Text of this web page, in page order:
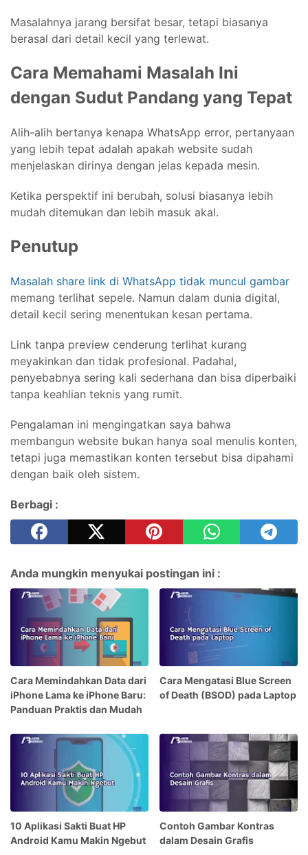
Masalahnya jarang bersifat besar, tetapi biasanya
berasal dari detail kecil yang terlewat.
Cara Memahami Masalah Ini
dengan Sudut Pandang yang Tepat
Alih-alih bertanya kenapa WhatsApp error, pertanyaan
yang lebih tepat adalah apakah website sudah
menjelaskan dirinya dengan jelas kepada mesin.
Ketika perspektif ini berubah, solusi biasanya lebih
mudah ditemukan dan lebih masuk akal.
Penutup
Masalah share link di WhatsApp tidak muncul gambar
memang terlihat sepele. Namun dalam dunia digital,
detail kecil sering menentukan kesan pertama.
Link tanpa preview cenderung terlihat kurang
meyakinkan dan tidak profesional. Padahal,
penyebabnya sering kali sederhana dan bisa diperbaiki
tanpa keahlian teknis yang rumit.
Pengalaman ini mengingatkan saya bahwa
membangun website bukan hanya soal menulis konten,
tetapi juga memastikan konten tersebut bisa dipahami
dengan baik oleh sistem.
Berbagi :
Anda mungkin menyukai postingan ini :
Cara Memindahkan Data dari
iPhone Lama ke iPhone Baru:
Panduan Praktis dan Mudah
Cara Mengatasi Blue Screen
of Death (BSOD) pada Laptop
10 Aplikasi Sakti Buat HP
Android Kamu Makin Ngebut
Contoh Gambar Kontras
dalam Desain Grafis